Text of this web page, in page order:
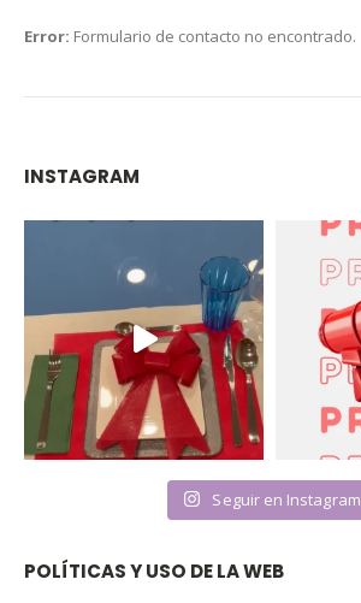
Error: Formulario de contacto no encontrado.
INSTAGRAM
Seguir en Instagram
POLÍTICAS Y USO DE LA WEB